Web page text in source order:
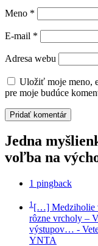
Meno *
E-mail *
Adresa webu
Uložiť moje meno,
pre moje budúce
Jedna
voľba na
1 pingback
1 […] Medziholie
rôzne vrcholy –
výstupov… -
YNTA